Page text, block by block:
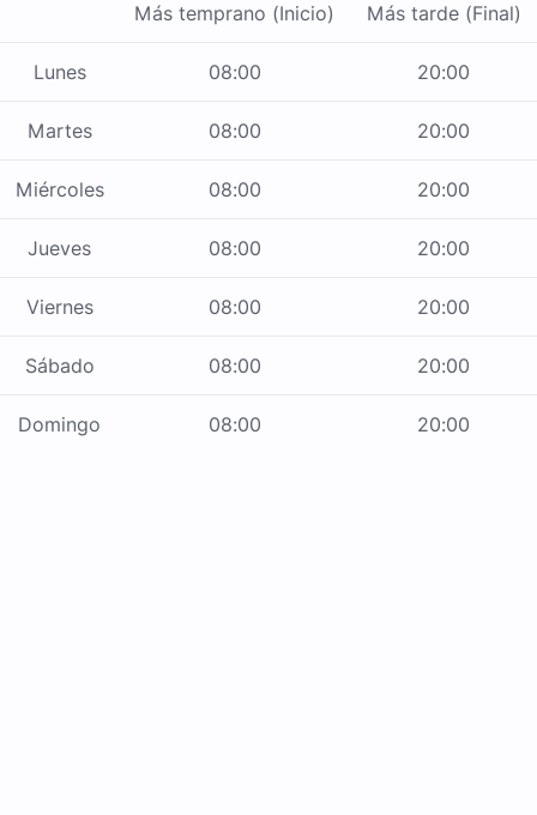
Más temprano (Inicio) Más tarde (Final)
Lunes 08:00 20:00
Martes 08:00 20:00
Miércoles 08:00 20:00
Jueves 08:00 20:00
Viernes 08:00 20:00
Sábado 08:00 20:00
Domingo 08:00 20:00